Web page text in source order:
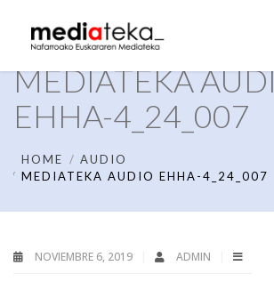
MEDIATEKA
EHHA-4_24_007
HOME
AUDIO
MEDIATEKA AUDIO EHHA-4_24_007
NOVIEMBRE 6, 2019 ADMIN